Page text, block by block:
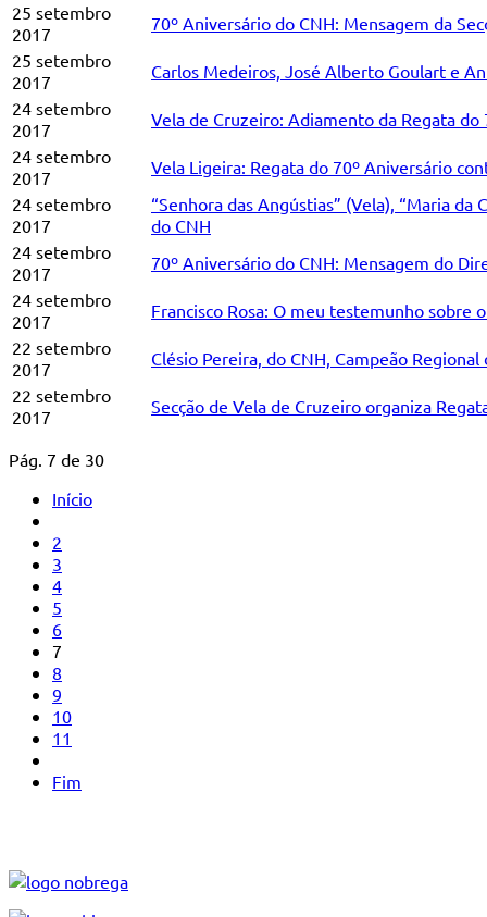
25 setembro
2017
70º Aniversário do CNH: Mensagem da
25 setembro
2017
Carlos Medeiros, José Alberto Goulart e
24 setembro
2017
Vela de Cruzeiro: Adiamento da Regata do
24 setembro
2017
Vela Ligeira: Regata do 70º Aniversário
24 setembro
2017
“Senhora das Angústias” (Vela), “Maria
do CNH
24 setembro
2017
70º Aniversário do CNH: Mensagem do
24 setembro
2017
Francisco Rosa: O meu testemunho sobre
22 setembro
2017
Clésio Pereira, do CNH, Campeão
22 setembro
2017
Secção de Vela de Cruzeiro organiza
Pág. 7 de 30
Início
2
3
4
5
6
7
8
9
10
11
Fim